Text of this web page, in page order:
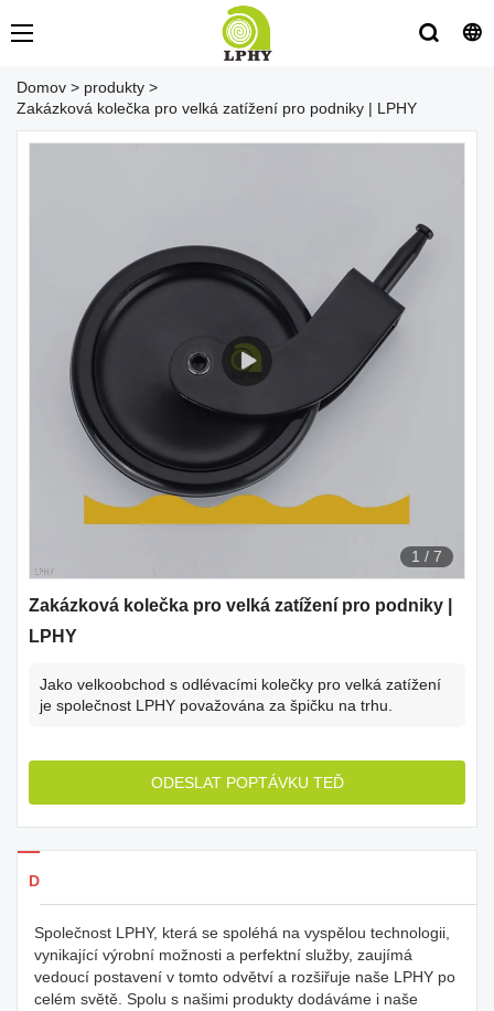
Domov > produkty >
Zakázková kolečka pro velká zatížení pro podniky | LPHY
1 / 7
Zakázková kolečka pro velká zatížení pro podniky |
LPHY
Jako velkoobchod s odlévacími kolečky pro velká zatížení
je společnost LPHY považována za špičku na trhu.
ODESLAT POPTÁVKU TEĎ
Detaily produkty
Společnost LPHY, která se spoléhá na vyspělou technologii,
vynikající výrobní možnosti a perfektní služby, zaujímá
vedoucí postavení v tomto odvětví a rozšiřuje naše LPHY po
celém světě. Spolu s našimi produkty dodáváme i naše